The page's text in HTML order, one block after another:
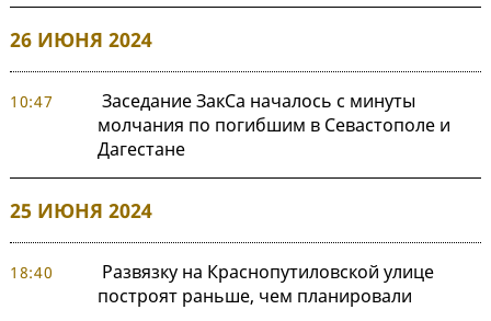
26 ИЮНЯ 2024
10:47
Заседание ЗакСа началось с минуты
молчания по погибшим в Севастополе и
Дагестане
25 ИЮНЯ 2024
18:40
Развязку на Краснопутиловской улице
построят раньше, чем планировали